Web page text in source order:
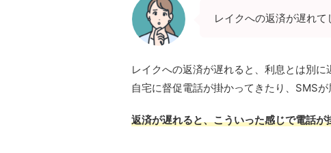
レイクへの返済が遅れて
レイクへの返済が遅れると、利息とは別
自宅に督促電話が掛かってきたり、SMSが
返済が遅れると、こういった感じで電話が